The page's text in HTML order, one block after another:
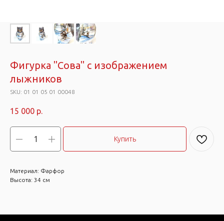
Фигурка "Сова" с изображением
лыжников
SKU: 01 01 05 01 00048
15 000 р.
Купить
Материал: Фарфор
Высота: 34 см